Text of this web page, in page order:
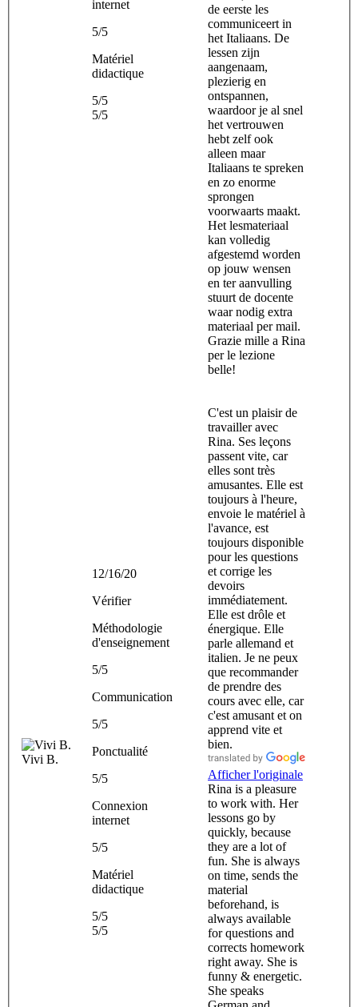
internet
5/5
Matériel
didactique
5/5
5/5
de eerste les
communiceert in
het Italiaans. De
lessen zijn
aangenaam,
plezierig en
ontspannen,
waardoor je al snel
het vertrouwen
hebt zelf ook
alleen maar
Italiaans te spreken
en zo enorme
sprongen
voorwaarts maakt.
Het lesmateriaal
kan volledig
afgestemd worden
op jouw wensen
en ter aanvulling
stuurt de docente
waar nodig extra
materiaal per mail.
Grazie mille a Rina
per le lezione
belle!
Vivi B.
12/16/20
Vérifier
Méthodologie
d'enseignement
5/5
Communication
5/5
Ponctualité
5/5
Connexion
internet
5/5
Matériel
didactique
5/5
5/5
C'est un plaisir de
travailler avec
Rina. Ses leçons
passent vite, car
elles sont très
amusantes. Elle est
toujours à l'heure,
envoie le matériel à
l'avance, est
toujours disponible
pour les questions
et corrige les
devoirs
immédiatement.
Elle est drôle et
énergique. Elle
parle allemand et
italien. Je ne peux
que recommander
de prendre des
cours avec elle, car
c'est amusant et on
apprend vite et
bien.
Afficher l'originale
Rina is a pleasure
to work with. Her
lessons go by
quickly, because
they are a lot of
fun. She is always
on time, sends the
material
beforehand, is
always available
for questions and
corrects homework
right away. She is
funny & energetic.
She speaks